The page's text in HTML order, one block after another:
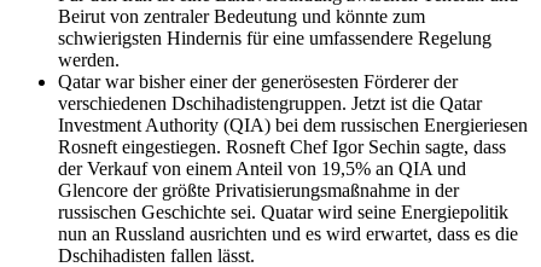
Beirut von zentraler Bedeutung und könnte zum
schwierigsten Hindernis für eine umfassendere Regelung
werden.
Qatar war bisher einer der generösesten Förderer der
verschiedenen Dschihadistengruppen. Jetzt ist die Qatar
Investment Authority (QIA) bei dem russischen Energieriesen
Rosneft eingestiegen. Rosneft Chef Igor Sechin sagte, dass
der Verkauf von einem Anteil von 19,5% an QIA und
Glencore der größte Privatisierungsmaßnahme in der
russischen Geschichte sei. Quatar wird seine Energiepolitik
nun an Russland ausrichten und es wird erwartet, dass es die
Dschihadisten fallen lässt.